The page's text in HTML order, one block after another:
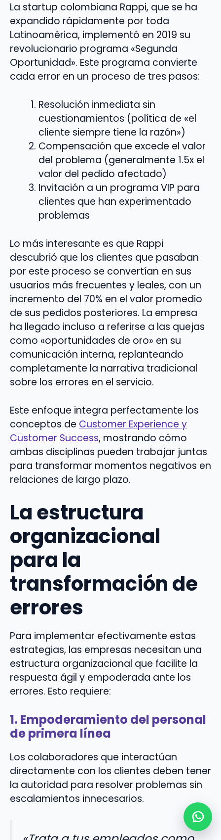
La startup colombiana Rappi, que se ha
expandido rápidamente por toda
Latinoamérica, implementó en 2019 su
revolucionario programa «Segunda
Oportunidad». Este programa convierte
cada error en un proceso de tres pasos:
Resolución inmediata sin
cuestionamientos (política de «el
cliente siempre tiene la razón»)
Compensación que excede el valor
del problema (generalmente 1.5x el
valor del pedido afectado)
Invitación a un programa VIP para
clientes que han experimentado
problemas
Lo más interesante es que Rappi
descubrió que los clientes que pasaban
por este proceso se convertían en sus
usuarios más frecuentes y leales, con un
incremento del 70% en el valor promedio
de sus pedidos posteriores. La empresa
ha llegado incluso a referirse a las quejas
como «oportunidades de oro» en su
comunicación interna, replanteando
completamente la narrativa tradicional
sobre los errores en el servicio.
Este enfoque integra perfectamente los
conceptos de Customer Experience y
Customer Success, mostrando cómo
ambas disciplinas pueden trabajar juntas
para transformar momentos negativos en
relaciones de largo plazo.
La estructura
organizacional
para la
transformación de
errores
Para implementar efectivamente estas
estrategias, las empresas necesitan una
estructura organizacional que facilite la
respuesta ágil y empoderada ante los
errores. Esto requiere:
1. Empoderamiento del personal
de primera línea
Los colaboradores que interactúan
directamente con los clientes deben tener
la autoridad para resolver problemas sin
escalamientos innecesarios.